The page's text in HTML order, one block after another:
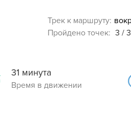
Трек к маршруту:
Пройдено точек: 3 / 3
31 минута
Время в движении